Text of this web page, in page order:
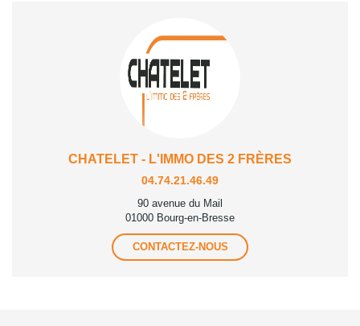
CHATELET - L'IMMO DES 2 FRÈRES
04.74.21.46.49
90 avenue du Mail
01000 Bourg-en-Bresse
CONTACTEZ-NOUS